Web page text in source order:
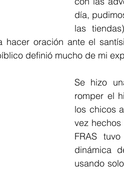
día,
las
hacer oración ante el
definió mucho de mi
Se hizo
romper el
los chicos
vez
FRAS
dinámica
usando